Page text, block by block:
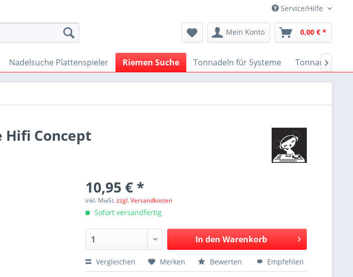
Service/Hilfe
Mein Konto 0,00 € *
Nadelsuche Plattenspieler Riemen Suche Tonnadeln für Systeme Tonnadeln

Hifi Concept
10,95 € *
inkl. MwSt.zzgl. Versandkosten
Sofort versandfertig
In den Warenkorb
Vergleichen Merken Bewerten Empfehlen